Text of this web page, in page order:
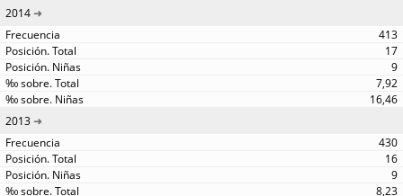
2014
413
17
9
7,92
16,46
2013
430
16
9
8,23